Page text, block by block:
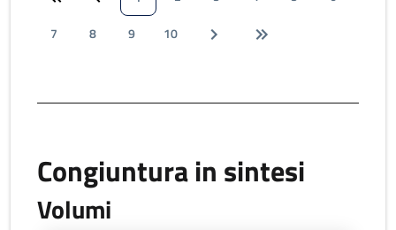
7
8 9 10
Congiuntura in sintesi
Volumi